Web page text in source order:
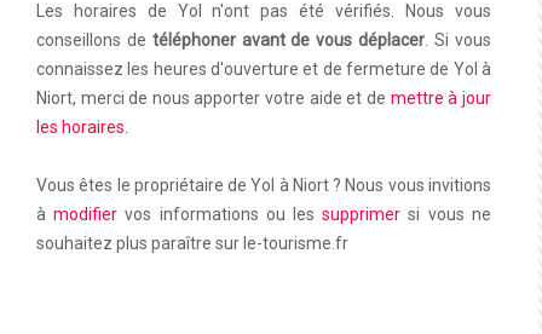
Les horaires de Yol n'ont pas été vérifiés. Nous vous
conseillons de téléphoner avant de vous déplacer. Si vous
connaissez les heures d'ouverture et de fermeture de Yol à
Niort, merci de nous apporter votre aide et de mettre à jour
les horaires.
Vous êtes le propriétaire de Yol à Niort ? Nous vous invitions
àmodifier vos informations ou lessupprimer si vous ne
souhaitez plus paraître sur le-tourisme.fr